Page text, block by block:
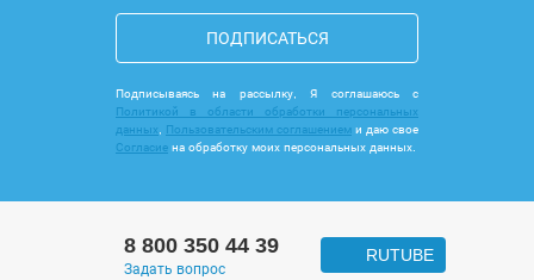
ПОДПИСАТЬСЯ
Подписываясь на рассылку, Я соглашаюсь с
Политикой в области обработки персональных
данных
Пользовательским соглашением и даю свое
Согласие на обработку моих персональных данных.
8 800 350 44 39
Задать вопрос
RUTUBE